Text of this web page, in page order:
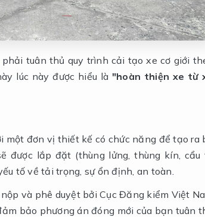
tuân thủ quy trình cải tạo xe cơ giới
lúc này được hiểu là "hoàn thiện xe từ
một đơn vị thiết kế có chức năng để tạo ra
được lắp đặt (thùng lửng, thùng kín, cẩu
tố về tải trọng, sự ổn định, an toàn.
và phê duyệt bởi Cục Đăng kiểm Việt
bảo phương án đóng mới của bạn tuân